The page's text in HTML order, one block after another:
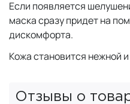
Если появляется
маска сразу придет на
дискомфорта.
Кожа становится нежной
Отзывы о